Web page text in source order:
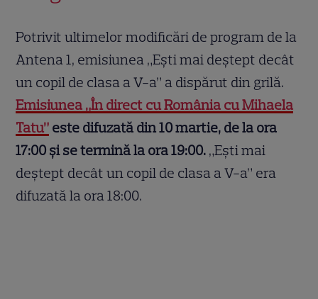
Potrivit ultimelor modificări de program de la
Antena 1, emisiunea „Ești mai deștept decât
un copil de clasa a V-a” a dispărut din grilă.
Emisiunea „În direct cu România cu Mihaela
Tatu” este difuzată din 10 martie, de la ora
17:00 și se termină la ora 19:00. „Ești mai
deștept decât un copil de clasa a V-a” era
difuzată la ora 18:00.